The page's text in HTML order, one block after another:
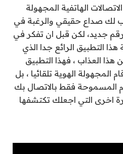
الهاتفية المجهولة
لك صداع حقيقي والرغبة في
جديد، لكن قبل ان تفكر في
التطبيق الرائع جدا الذي
العذاب ، فهذا التطبيق
الهوية تلقائيا ، بل
المسموحة فقط بالاتصال بك
اخرى التي اجعلك تكتشفها